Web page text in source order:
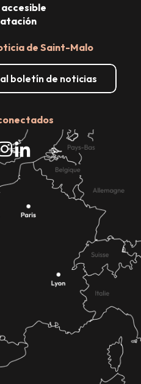
de Saint-Malo
boletín de noticias